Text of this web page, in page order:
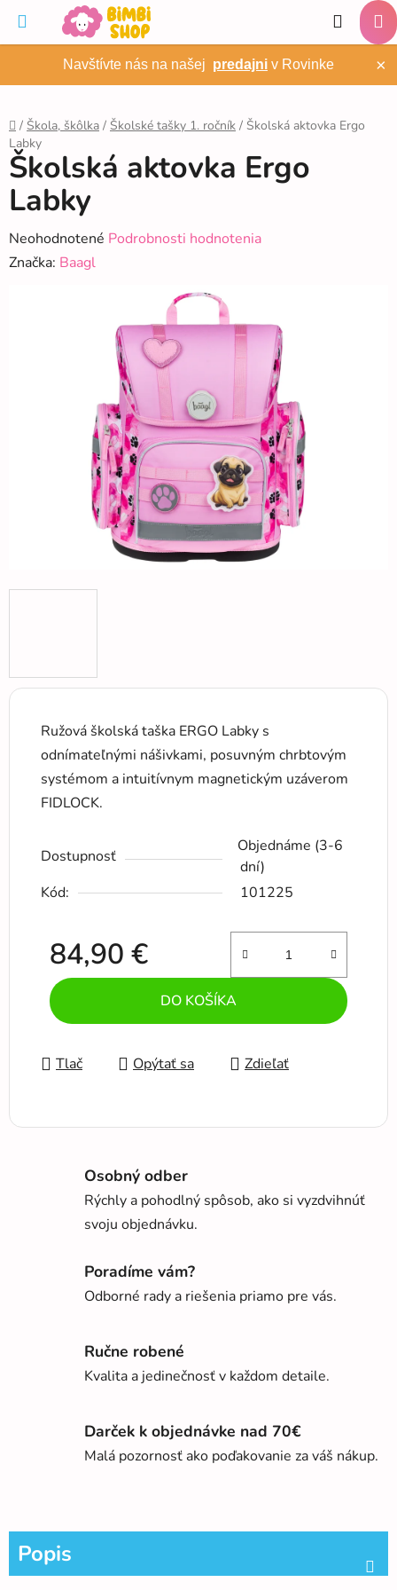
obsah
Navštívte nás na našej predajni v Rovinke ×
Hľadať
Domov
/ Škola, škôlka / Školské tašky 1. ročník / Školská aktovka Ergo
Labky
Ružová školská taška ERGO Labky s
odnímateľnými nášivkami, posuvným chrbtovým
systémom a intuitívnym magnetickým uzáverom
FIDLOCK.
Dostupnosť
Objednáme (3-6
dní)
Kód:
101225
84,90 €
Jednotková cena:
DO KOŠÍKA
Tlač Opýtať sa Zdieľať
Školská aktovka Ergo
Labky
Priemerné
hodnotenie
Neohodnotené Podrobnosti hodnotenia
Značka: Baagl
Osobný odber
Rýchly a pohodlný spôsob, ako si vyzdvihnúť
svoju objednávku.
Poradíme vám?
Odborné rady a riešenia priamo pre vás.
Ručne robené
Kvalita a jedinečnosť v každom detaile.
Darček k objednávke nad 70€
Malá pozornosť ako poďakovanie za váš nákup.
Popis